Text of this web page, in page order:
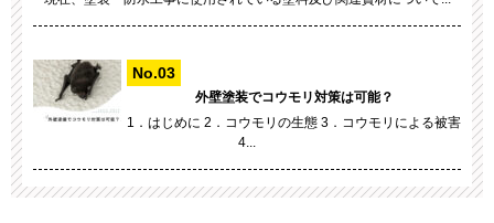
外壁塗装でコウモリ対策は可能？
1．はじめに 2．コウモリの生態 3．コウモリによる被害
4...